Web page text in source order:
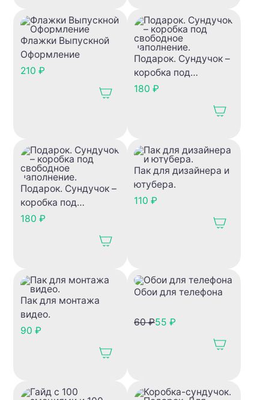
Флажки Выпускной
Оформление
210 ₽
Подарок. Сундучок –
коробка под
свободное
180 ₽
Подарок. Сундучок –
коробка под
свободное
180 ₽
Пак для дизайнера и
ютубера.
110 ₽
Пак для монтажа
видео.
90 ₽
Обои для телефона
60 ₽55 ₽